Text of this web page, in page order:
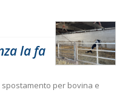
la fa
per bovina e